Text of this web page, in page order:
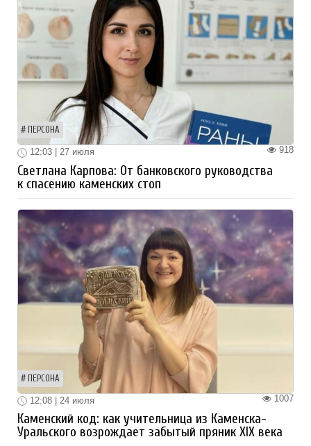
ПЕРСОНА
918
12:03 | 27 июля
Светлана Карпова: От банковского руководства
к спасению каменских стоп
ПЕРСОНА
1007
12:08 | 24 июля
Каменский код: как учительница из Каменска-
Уральского возрождает забытый пряник XIX века